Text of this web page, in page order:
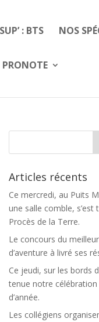
: BTS NOS
PRONOTE
Articles récents
Ce mercredi, au Puits
une salle comble, s’est
Procès de la Terre.
Le concours du
d’aventure à livré ses
Ce jeudi, sur les bords
tenue notre célébration
d’année.
Les collégiens